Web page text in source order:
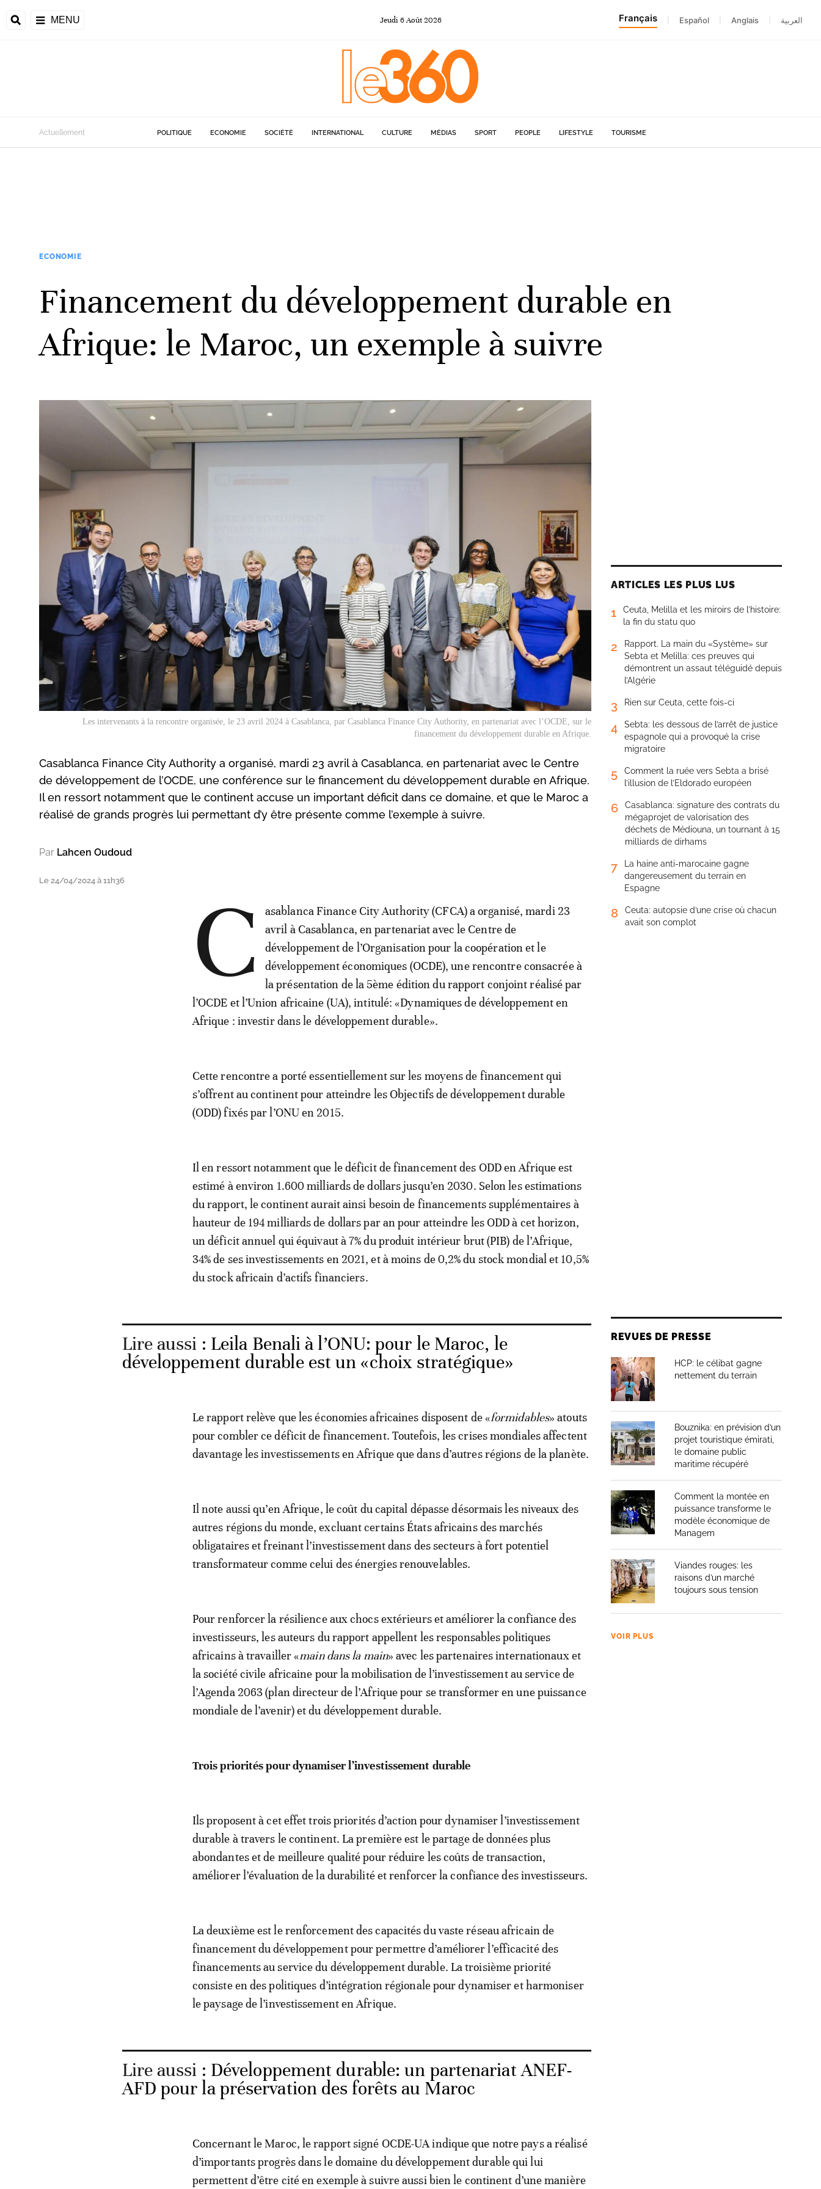
MENU Jeudi 6Août 2026 Français Español Anglais العربية
Actuellement POLITIQUE ECONOMIE SOCIÉTÉ INTERNATIONAL CULTURE MÉDIAS SPORT PEOPLE LIFESTYLE TOURISME
ECONOMIE
Financement du développement durable en
Afrique: le Maroc, un exemple à suivre
Les intervenants à la rencontre organisée, le 23 avril 2024 à Casablanca, par Casablanca Finance City Authority, en partenariat avec l’OCDE, sur le
financement du développement durable en Afrique.
Casablanca Finance City Authority a organisé, mardi 23 avril à Casablanca, en partenariat avec le Centre
de développement de l’OCDE, une conférence sur le financement du développement durable en Afrique.
Il en ressort notamment que le continent accuse un important déficit dans ce domaine, et que le Maroc a
réalisé de grands progrès lui permettant d’y être présente comme l’exemple à suivre.
Par Lahcen Oudoud
Le 24/04/2024 à 11h36 C
asablanca Finance City Authority (CFCA) a organisé, mardi 23
avril à Casablanca, en partenariat avec le Centre de
développement de l’Organisation pour la coopération et le
développement économiques (OCDE), une rencontre consacrée à
la présentation de la 5ème édition du rapport conjoint réalisé par
l’OCDE et l’Union africaine (UA), intitulé: «Dynamiques de développement en
Afrique : investir dans le développement durable».
Cette rencontre a porté essentiellement sur les moyens de financement qui
s’offrent au continent pour atteindre les Objectifs de développement durable
(ODD) fixés par l’ONU en 2015.
Il en ressort notamment que le déficit de financement des ODD en Afrique est
estimé à environ 1.600 milliards de dollars jusqu’en 2030. Selon les estimations
du rapport, le continent aurait ainsi besoin de financements supplémentaires à
hauteur de 194 milliards de dollars par an pour atteindre les ODD à cet horizon,
un déficit annuel qui équivaut à 7% du produit intérieur brut (PIB) de l’Afrique,
34% de ses investissements en 2021, et à moins de 0,2% du stock mondial et 10,5%
du stock africain d’actifs financiers.
Lire aussi : Leila Benali à l’ONU: pour le Maroc, le
développement durable est un «choix stratégique»
Le rapport relève que les économies africaines disposent de «formidables» atouts
pour combler ce déficit de financement. Toutefois, les crises mondiales affectent
davantage les investissements en Afrique que dans d’autres régions de la planète.
Il note aussi qu’en Afrique, le coût du capital dépasse désormais les niveaux des
autres régions du monde, excluant certains États africains des marchés
obligataires et freinant l’investissement dans des secteurs à fort potentiel
transformateur comme celui des énergies renouvelables.
Pour renforcer la résilience aux chocs extérieurs et améliorer la confiance des
investisseurs, les auteurs du rapport appellent les responsables politiques
africains à travailler «main dans la main» avec les partenaires internationaux et
la société civile africaine pour la mobilisation de l’investissement au service de
l’Agenda 2063 (plan directeur de l’Afrique pour se transformer en une puissance
mondiale de l’avenir) et du développement durable.
Trois priorités pour dynamiser l’investissement durable
Ils proposent à cet effet trois priorités d’action pour dynamiser l’investissement
durable à travers le continent. La première est le partage de données plus
abondantes et de meilleure qualité pour réduire les coûts de transaction,
améliorer l’évaluation de la durabilité et renforcer la confiance des investisseurs.
La deuxième est le renforcement des capacités du vaste réseau africain de
financement du développement pour permettre d’améliorer l’efficacité des
financements au service du développement durable. La troisième priorité
consiste en des politiques d’intégration régionale pour dynamiser et harmoniser
le paysage de l’investissement en Afrique.
Lire aussi : Développement durable: un partenariat ANEF-
AFD pour la préservation des forêts au Maroc
Concernant le Maroc, le rapport signé OCDE-UA indique que notre pays a réalisé
d’importants progrès dans le domaine du développement durable qui lui
permettent d’être cité en exemple à suivre aussi bien le continent d’une manière
ARTICLES LES PLUS LUS
1
Ceuta, Melilla et les miroirs de l’histoire:
la fin du statu quo
2
Rapport. La main du «Système» sur
Sebta et Melilla: ces preuves qui
démontrent un assaut téléguidé depuis
l’Algérie
3 Rien sur Ceuta, cette fois-ci
4
Sebta: les dessous de l’arrêt de justice
espagnole qui a provoqué la crise
migratoire
5
Comment la ruée vers Sebta a brisé
l’illusion de l’Eldorado européen
6
Casablanca: signature des contrats du
mégaprojet de valorisation des
déchets de Médiouna, un tournant à 15
milliards de dirhams
7
La haine anti-marocaine gagne
dangereusement du terrain en
Espagne
8
Ceuta: autopsie d’une crise où chacun
avait son complot
REVUES DE PRESSE
HCP: le célibat gagne
nettement du terrain
Bouznika: en prévision d’un
projet touristique émirati,
le domaine public
maritime récupéré
Comment la montée en
puissance transforme le
modèle économique de
Managem
Viandes rouges: les
raisons d’un marché
toujours sous tension
VOIR PLUS